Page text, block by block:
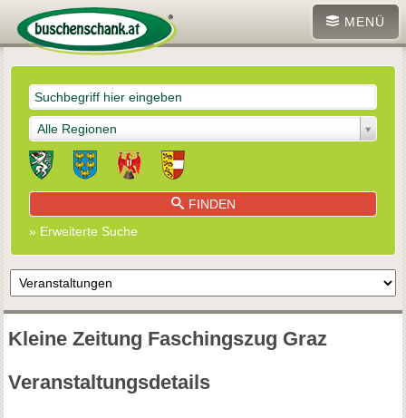
MENÜ
Alle Regionen
FINDEN
» Erweiterte Suche
Kleine Zeitung Faschingszug Graz
Veranstaltungsdetails